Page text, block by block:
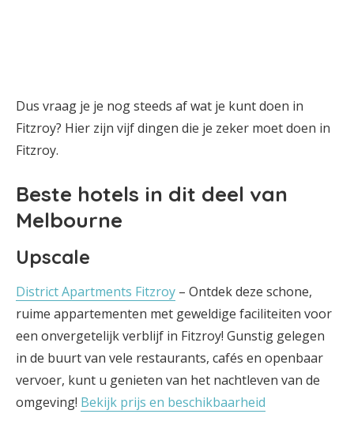
Dus vraag je je nog steeds af wat je kunt doen in
Fitzroy? Hier zijn vijf dingen die je zeker moet doen in
Fitzroy.
Beste hotels in dit deel van
Melbourne
Upscale
District Apartments Fitzroy – Ontdek deze schone,
ruime appartementen met geweldige faciliteiten voor
een onvergetelijk verblijf in Fitzroy! Gunstig gelegen
in de buurt van vele restaurants, cafés en openbaar
vervoer, kunt u genieten van het nachtleven van de
omgeving! Bekijk prijs en beschikbaarheid